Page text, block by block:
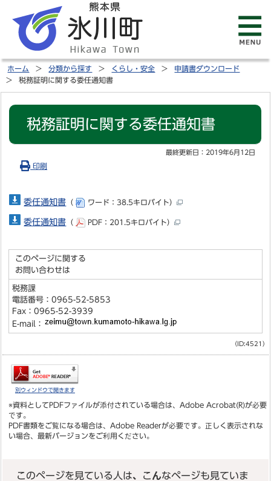
ホーム 分類から探す くらし・安全
申請書ダウンロード
税務証明に関する委任通知書
税務証明に関する委任通知書
最終更新日： 2019年6月12日
印刷
委任通知書 （ ワード：38.5キロバイト）
委任通知書 （ PDF：201.5キロバイト）
このページに関する
お問い合わせは
税務課
電話番号：0965-52-5853
Fax：0965-52-3939
E-mail：
（ID:4521）
別ウィンドウで開きます
※資料としてPDFファイルが添付されている場合は、 Adobe Acrobat(R)が必要
です。
PDF書類をご覧になる場合は、 Adobe Readerが必要です。正しく表示されな
い場合、最新バージョンをご利用ください。
このページを見ている人は、こんなページも見ていま